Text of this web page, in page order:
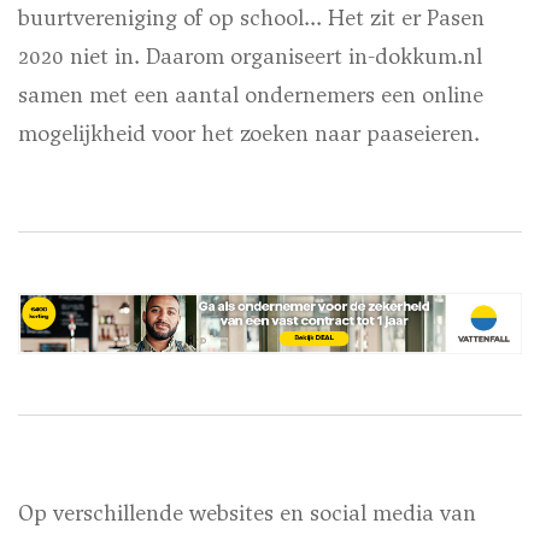
buurtvereniging of op school... Het zit er Pasen
2020 niet in. Daarom organiseert in-dokkum.nl
samen met een aantal ondernemers een online
mogelijkheid voor het zoeken naar paaseieren.
Op verschillende websites en social media van